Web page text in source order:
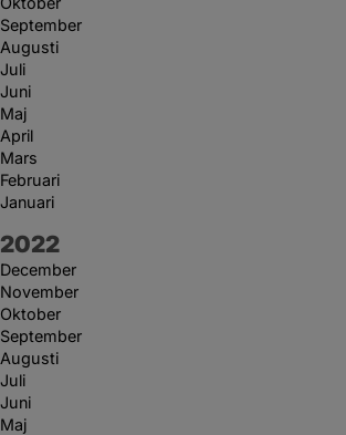
September
Augusti
Juli
Juni
Maj
April
Mars
Februari
Januari
År:
2022
December
November
Oktober
September
Augusti
Juli
Juni
Maj